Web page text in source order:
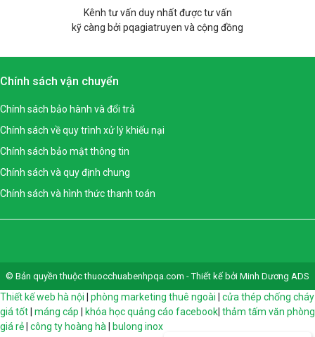
Kênh tư vấn duy nhất được tư vấn
kỹ càng bởi pqagiatruyen và cộng đồng
Chính sách vận chuyển
Chính sách bảo hành và đổi trả
Chính sách về quy trình xử lý khiếu nại
Chính sách bảo mật thông tin
Chính sách và quy định chung
Chính sách và hình thức thanh toán
© Bản quyền thuộc thuocchuabenhpqa.com - Thiết kế bởi Minh Dương ADS
Thiết kế web hà nội | phòng marketing thuê ngoài | cửa thép chống cháy
giá tốt| máng cáp | khóa học quảng cáo facebook| thảm tấm văn phòng
giá rẻ| công ty hoàng hà | bulong inox